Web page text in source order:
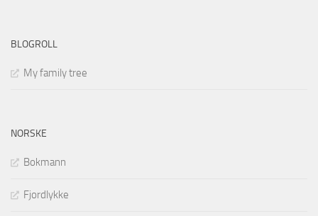
BLOGROLL
My family tree
NORSKE
Bokmann
Fjordlykke